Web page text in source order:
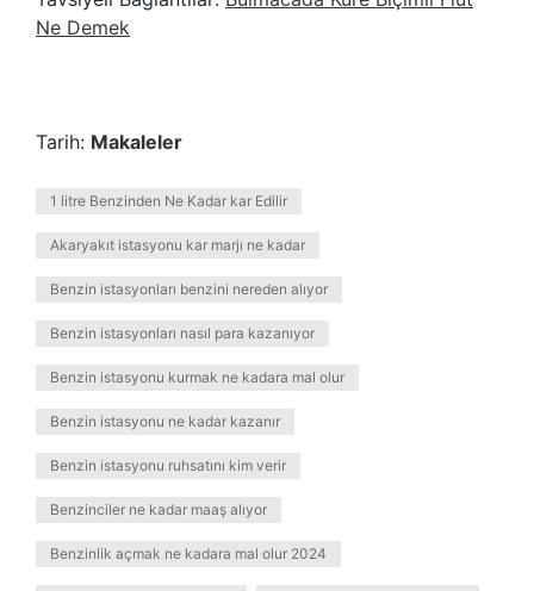
Ne Demek
Tarih: Makaleler
1 litre Benzinden Ne Kadar kar Edilir
Akaryakıt istasyonu kar marjı ne kadar
Benzin istasyonları benzini nereden alıyor
Benzin istasyonları nasıl para kazanıyor
Benzin istasyonu kurmak ne kadara mal olur
Benzin istasyonu ne kadar kazanır
Benzin istasyonu ruhsatını kim verir
Benzinciler ne kadar maaş alıyor
Benzinlik açmak ne kadara mal olur 2024